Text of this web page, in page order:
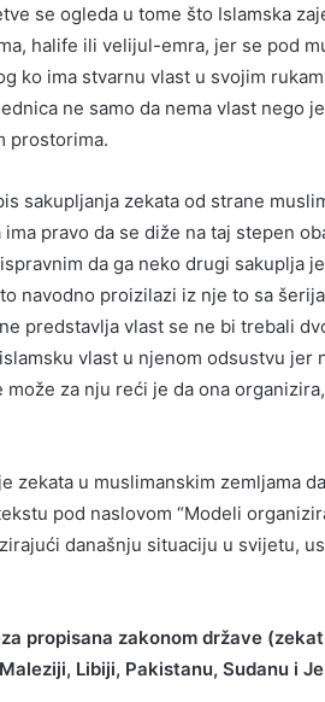
se ogleda u tome što Islamska
halife ili velijul-emra, jer se pod
ko ima stvarnu vlast u svojim
ne samo da nema vlast nego
prostorima.
sakupljanja zekata od strane
pravo da se diže na taj stepen
da ga neko drugi sakuplja
navodno proizilazi iz nje to sa
predstavlja vlast se ne bi trebali
vlast u njenom odsustvu jer
može za nju reći je da ona
zekata u muslimanskim zemljama
pod naslovom “Modeli
današnju situaciju u svijetu,
propisana zakonom države
Libiji, Pakistanu, Sudanu i